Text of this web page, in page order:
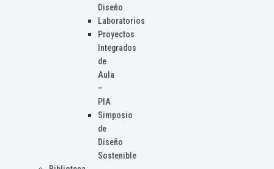
Diseño
Laboratorios
Proyectos
Integrados
de
Aula
–
PIA
Simposio
de
Diseño
Sostenible